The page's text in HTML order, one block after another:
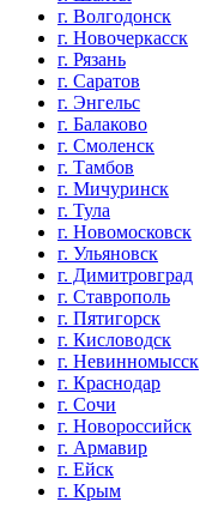
г. Волгодонск
г. Новочеркасск
г. Рязань
г. Саратов
г. Энгельс
г. Балаково
г. Смоленск
г. Тамбов
г. Мичуринск
г. Тула
г. Новомосковск
г. Ульяновск
г. Димитровград
г. Ставрополь
г. Пятигорск
г. Кисловодск
г. Невинномысск
г. Краснодар
г. Сочи
г. Новороссийск
г. Армавир
г. Ейск
г. Крым